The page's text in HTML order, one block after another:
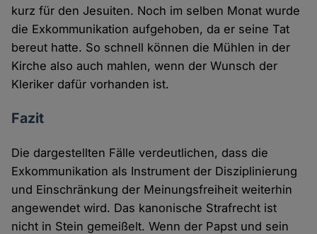
kurz für den Jesuiten. Noch im selben Monat wurde
die Exkommunikation aufgehoben, da er seine Tat
bereut hatte. So schnell können die Mühlen in der
Kirche also auch mahlen, wenn der Wunsch der
Kleriker dafür vorhanden ist.
Fazit
Die dargestellten Fälle verdeutlichen, dass die
Exkommunikation als Instrument der Disziplinierung
und Einschränkung der Meinungsfreiheit weiterhin
angewendet wird. Das kanonische Strafrecht ist
nicht in Stein gemeißelt. Wenn der Papst und sein